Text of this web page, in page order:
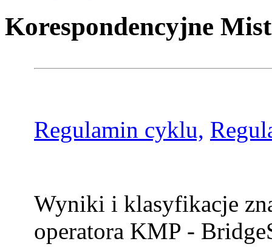
Korespondencyjne
Regulamin cyklu,
Wyniki i klasyfikacje
operatora KMP -